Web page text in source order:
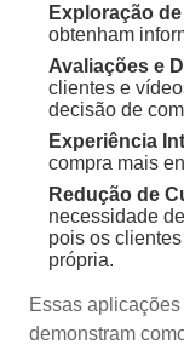
Exploração
obtenham
Avaliações e
clientes e
decisão de
Experiência
compra mais
Redução de
necessidade
pois os
própria.
Essas
demonstram